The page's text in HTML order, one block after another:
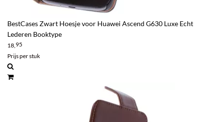
BestCases Zwart Hoesje voor Huawei Ascend G630 Luxe Echt
Lederen Booktype
18,95
Prijs per stuk